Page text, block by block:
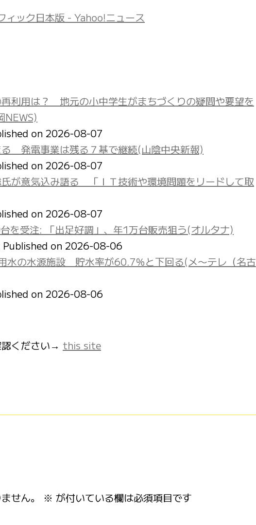
ィック日本版 - Yahoo!ニュース
利用は？ 地元の小中学生がまちづくりの疑問や要望を
NEWS)
on 2026-08-07
発電事業は残る７基で継続(山陰中央新報)
on 2026-08-07
氏が意気込み語る 「ＩＴ技術や環境問題をリードして取
on 2026-08-07
を受注: 「出足好調」、年1万台販売狙う(オルタナ)
Published on 2026-08-06
水の水源施設 貯水率が60.7％と下回る(メ〜テレ（名古
on 2026-08-06
ください→ this site
せん。 ※ が付いている欄は必須項目です